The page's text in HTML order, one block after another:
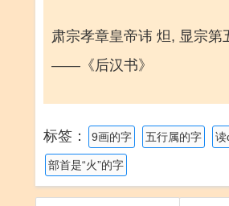
肃宗孝章皇帝讳 炟, 显宗第
——《后汉书》
标签： 9画的字 五行属的字 读
部首是“火”的字